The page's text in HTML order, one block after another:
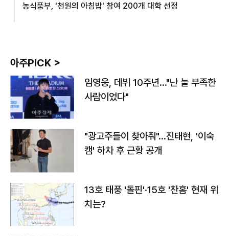
농식품부, '천원의 아침밥' 참여 200개 대학 선정
아주PICK >
임영웅, 데뷔 10주년…"난 늘 부족한
사람이었다"
"광고주들이 찾아줘"…진태현, '이숙
캠' 하차 후 근황 공개
13호 태풍 '돌핀'·15호 '찬홈' 현재 위
치는?